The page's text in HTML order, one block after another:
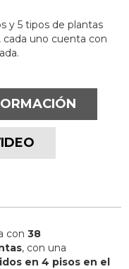
y 5 tipos de plantas
uno cuenta con
con38
, con una
en 4 pisos en el